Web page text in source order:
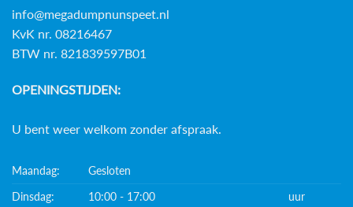
info@megadumpnunspeet.nl
KvK nr. 08216467
BTW nr. 821839597B01
OPENINGSTIJDEN:
U bent weer welkom zonder afspraak.
Maandag:
Gesloten
Dinsdag:
10:00 - 17:00
uur